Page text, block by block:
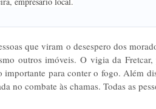
que viram o desespero dos
outros imóveis. O vigia da
importante para conter o fogo. Além
no combate às chamas. Todas as